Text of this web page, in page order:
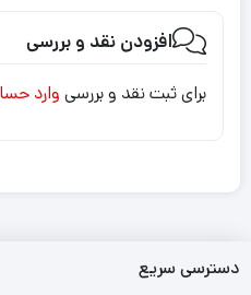
افزودن نقد و بررسی
برای ثبت نقد و بررسی وارد
دسترسی سریع